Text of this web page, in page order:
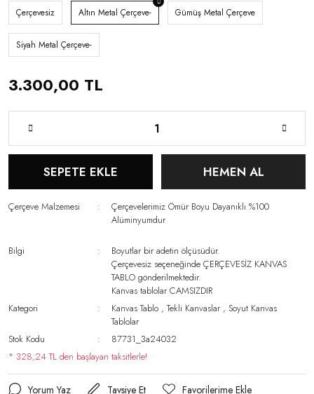
Çerçevesiz Altın Metal Çerçeve- Gümüş Metal Çerçeve
Siyah Metal Çerçeve-
3.300,00 TL
SEPETE EKLE HEMEN AL
Çerçeve Malzemesi
Çerçevelerimiz Ömür Boyu Dayanıklı %100
Alüminyumdur
Bilgi
Boyutlar bir adetin ölçüsüdür.
Çerçevesiz seçeneğinde ÇERÇEVESİZ KANVAS
TABLO gönderilmektedir.
Kanvas tablolar CAMSIZDIR
Kategori
Kanvas Tablo ,Tekli Kanvaslar ,Soyut Kanvas
Tablolar
Stok Kodu
87731_3a24032
* 328,24 TL den başlayan taksitlerle!
Yorum Yaz
Tavsiye Et